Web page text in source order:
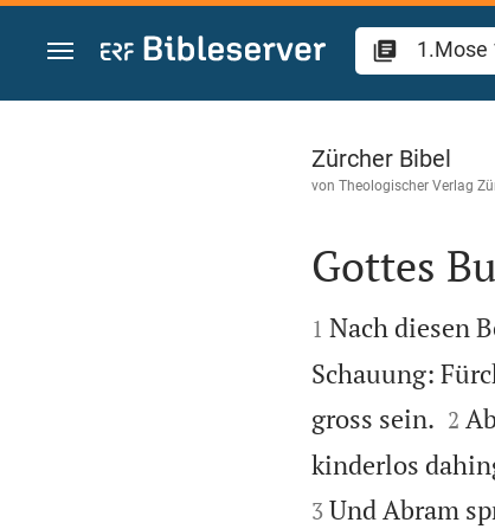
Zum Inhalt springen
1.Mose 15
Zürcher Bibel
von Theologischer Verlag

Gottes

1 Nach diesen
Schauung:
gross sein.
2
kinderlos
3 Und Abram